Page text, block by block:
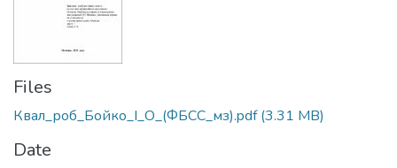
Files
Квал_роб_Бойко_І_О_(ФБСС_мз).pdf(3.31 MB)
Date